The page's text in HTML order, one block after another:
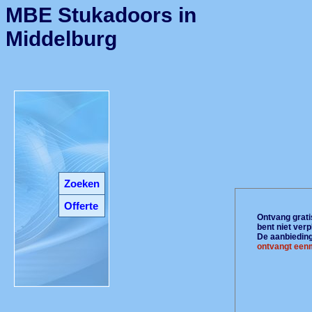
Zoeken
Offerte
MBE Stukadoors in
Middelburg
Ontvang
bent niet
De
ontvangt